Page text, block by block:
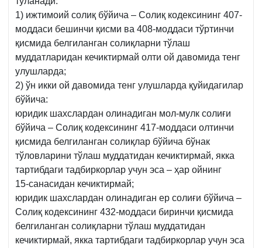
1) ижтимоий солиқ бўйича – Солиқ кодексининг 407-
моддаси бешинчи қисми ва 408‑моддаси тўртинчи
қисмида белгиланган солиқларни тўлаш
муддатларидан кечиктирмай олти ой давомида тенг
улушларда;
2) ўн икки ой давомида тенг улушларда қуйидагилар
бўйича:
юридик шахслардан олинадиган мол-мулк солиғи
бўйича – Солиқ кодексининг 417‑моддаси олтинчи
қисмида белгиланган солиқлар бўйича бўнак
тўловларини тўлаш муддатидан кечиктирмай, якка
тартибдаги тадбиркорлар учун эса – ҳар ойнинг
15‑санасидан кечиктирмай;
юридик шахслардан олинадиган ер солиғи бўйича –
Солиқ кодексининг 432-моддаси биринчи қисмида
белгиланган солиқларни тўлаш муддатидан
кечиктирмай, якка тартибдаги тадбиркорлар учун эса